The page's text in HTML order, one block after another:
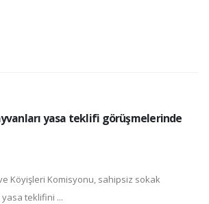
yasa teklifi görüşmelerinde
Köyişleri Komisyonu, sahipsiz sokak
teklifini ...